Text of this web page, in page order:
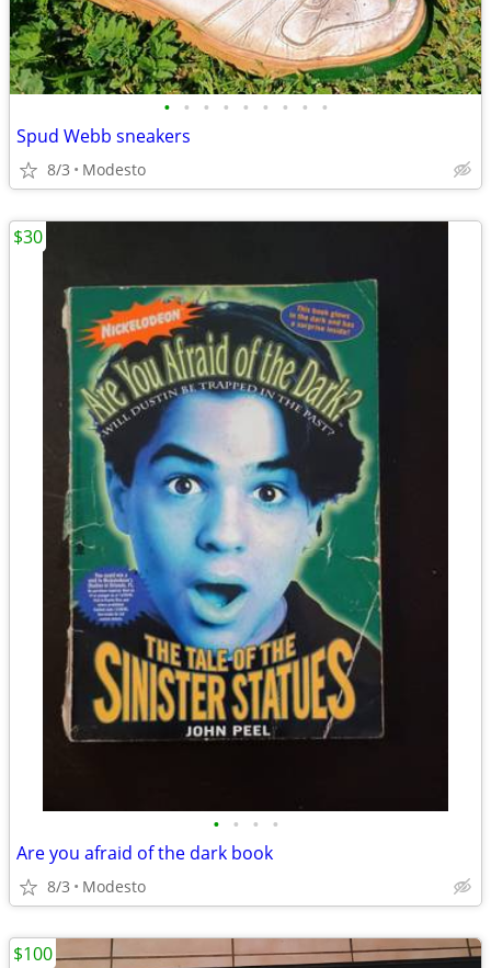
• • • • • • • • •
Spud Webb sneakers
8/3 Modesto
• • • •
Are you afraid of the dark book
8/3 Modesto
$30
$100